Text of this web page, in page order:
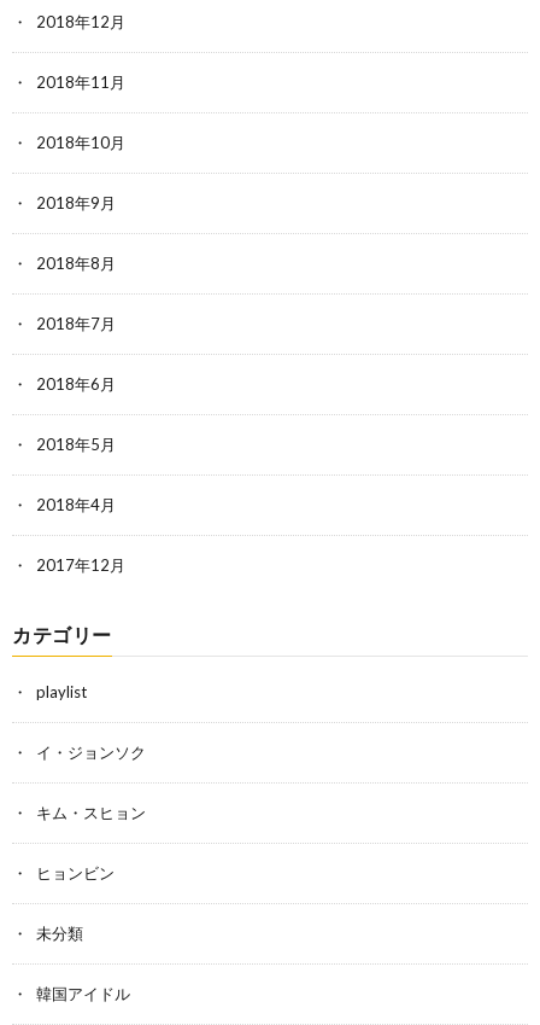
2018年12月
2018年11月
2018年10月
2018年9月
2018年8月
2018年7月
2018年6月
2018年5月
2018年4月
2017年12月
カテゴリー
playlist
イ・ジョンソク
キム・スヒョン
ヒョンビン
未分類
韓国アイドル